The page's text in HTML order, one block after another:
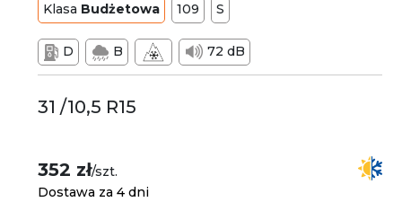
Klasa Budżetowa 109 S
D B 72 dB
31 /10,5 R15
352 zł/szt.
Dostawa za 4 dni